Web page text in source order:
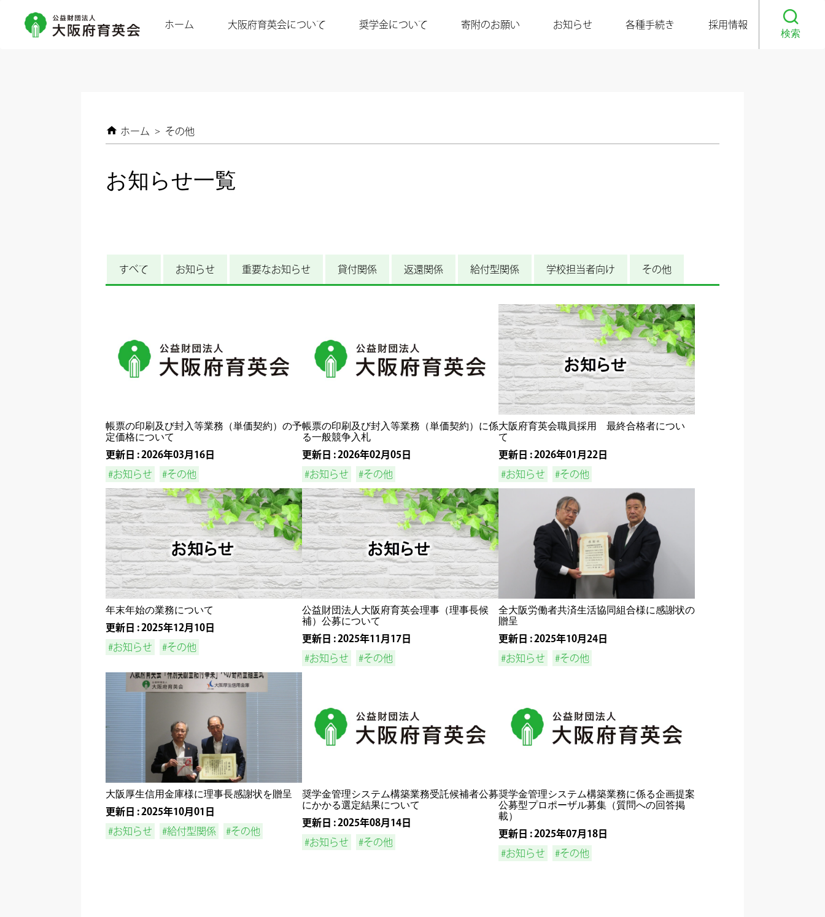
ホーム 大阪府育英会について 奨学金について 寄附のお願い お知らせ 各種手続き 採用情報
検索
ホーム > その他
お知らせ一覧
すべて お知らせ 重要なお知らせ 貸付関係 返還関係 給付型関係 学校担当者向け その他
帳票の印刷及び封入等業務（単価契約）の予
定価格について
更新日 : 2026年03月16日
#お知らせ
#その他
帳票の印刷及び封入等業務（単価契約）に係
る一般競争入札
更新日 : 2026年02月05日
#お知らせ
#その他
大阪府育英会職員採用 最終合格者につい
て
更新日 : 2026年01月22日
#お知らせ
#その他
年末年始の業務について
更新日 : 2025年12月10日
#お知らせ
#その他
公益財団法人大阪府育英会理事（理事長候
補）公募について
更新日 : 2025年11月17日
#お知らせ
#その他
全大阪労働者共済生活協同組合様に感謝状の
贈呈
更新日 : 2025年10月24日
#お知らせ
#その他
大阪厚生信用金庫様に理事長感謝状を贈呈
更新日 : 2025年10月01日
#お知らせ
#給付型関係 #その他
奨学金管理システム構築業務受託候補者公募
にかかる選定結果について
更新日 : 2025年08月14日
#お知らせ
#その他
奨学金管理システム構築業務に係る企画提案
公募型プロポーザル募集（質問への回答掲
載）
更新日 : 2025年07月18日
#お知らせ
#その他